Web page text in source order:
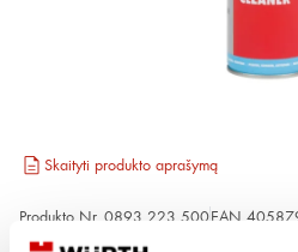
Skaityti produkto aprašymą
Produkto Nr. 0893 223 500EAN